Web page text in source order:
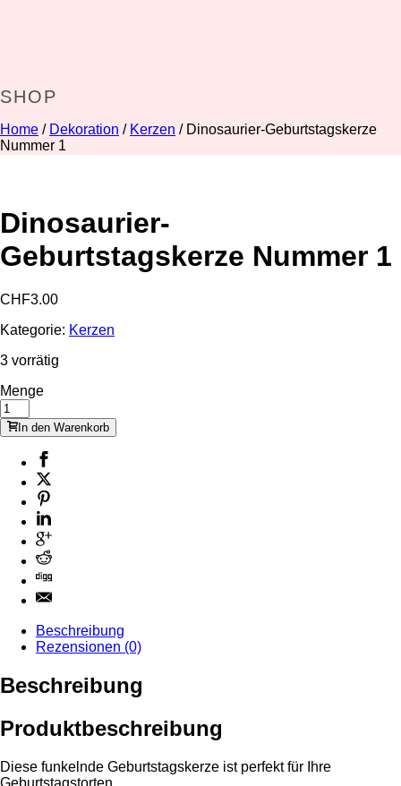
SHOP
Home / Dekoration / Kerzen / Dinosaurier-Geburtstagskerze
Nummer 1
Dinosaurier-
Geburtstagskerze Nummer 1
CHF3.00
Kategorie: Kerzen
3 vorrätig
Menge
In den Warenkorb
Beschreibung
Rezensionen (0)
Beschreibung
Produktbeschreibung
Diese funkelnde Geburtstagskerze ist perfekt für Ihre
Geburtstagstorten.